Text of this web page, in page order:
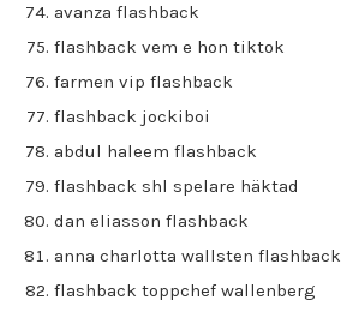
avanza flashback
flashback vem e hon tiktok
farmen vip flashback
flashback jockiboi
abdul haleem flashback
flashback shl spelare häktad
dan eliasson flashback
anna charlotta wallsten flashback
flashback toppchef wallenberg